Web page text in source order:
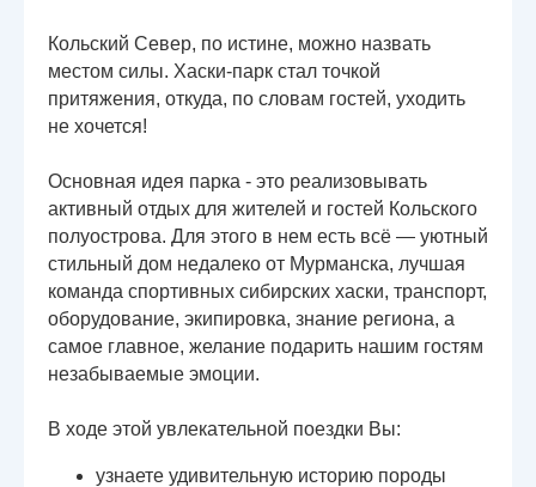
Кольский Север, по истине, можно назвать
местом силы. Хаски-парк стал точкой
притяжения, откуда, по словам гостей, уходить
не хочется!
Основная идея парка - это реализовывать
активный отдых для жителей и гостей Кольского
полуострова. Для этого в нем есть всё — уютный
стильный дом недалеко от Мурманска, лучшая
команда спортивных сибирских хаски, транспорт,
оборудование, экипировка, знание региона, а
самое главное, желание подарить нашим гостям
незабываемые эмоции.
В ходе этой увлекательной поездки Вы:
узнаете удивительную историю породы